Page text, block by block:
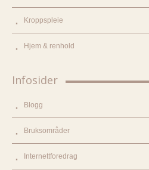
Kroppspleie
Hjem & renhold
Infosider
Blogg
Bruksområder
Internettforedrag